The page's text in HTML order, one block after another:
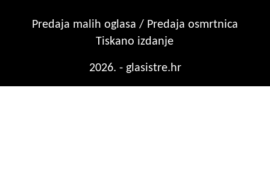
Predaja malih oglasa / Predaja osmrtnica
Tiskano izdanje
2026. - glasistre.hr